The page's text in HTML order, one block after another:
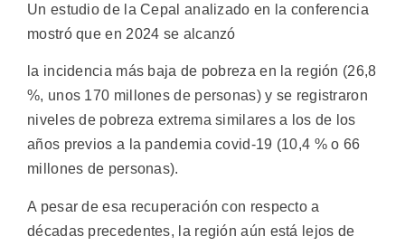
Un estudio de la Cepal analizado en la conferencia
mostró que en 2024 se alcanzó
la incidencia más baja de pobreza en la región (26,8
%, unos 170 millones de personas) y se registraron
niveles de pobreza extrema similares a los de los
años previos a la pandemia covid-19 (10,4 % o 66
millones de personas).
A pesar de esa recuperación con respecto a
décadas precedentes, la región aún está lejos de